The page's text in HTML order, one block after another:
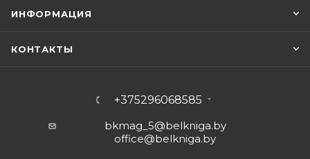
ИНФОРМАЦИЯ
КОНТАКТЫ
+375296068585
bkmag_5@belkniga.by
office@belkniga.by